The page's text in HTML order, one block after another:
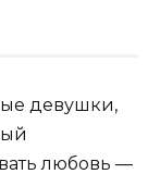
девушки,
любовь —